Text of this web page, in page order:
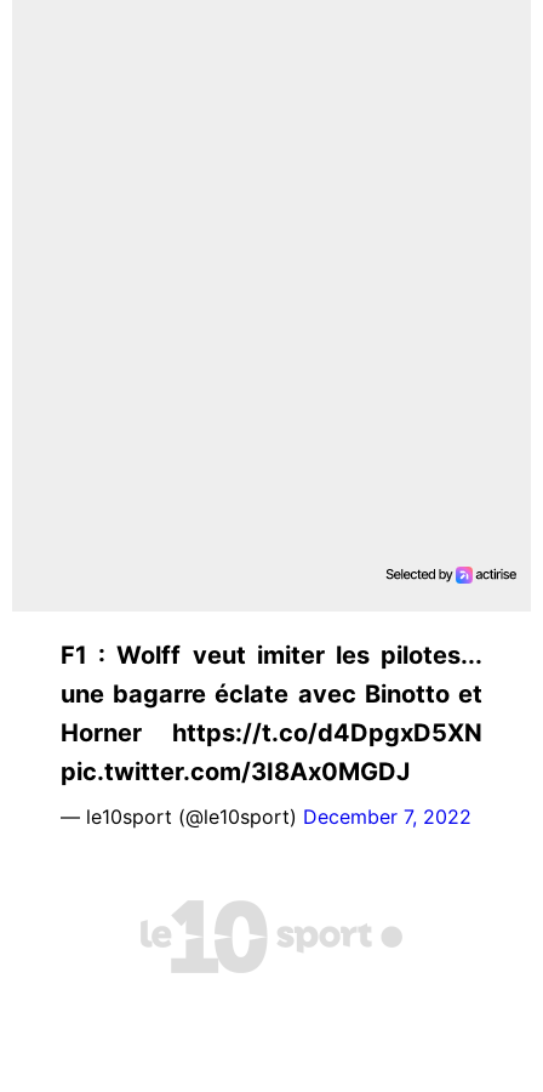
F1 : Wolff veut imiter les pilotes...
une bagarre éclate avec Binotto et
Horner https://t.co/d4DpgxD5XN
pic.twitter.com/3I8Ax0MGDJ
— le10sport (@le10sport) December 7, 2022